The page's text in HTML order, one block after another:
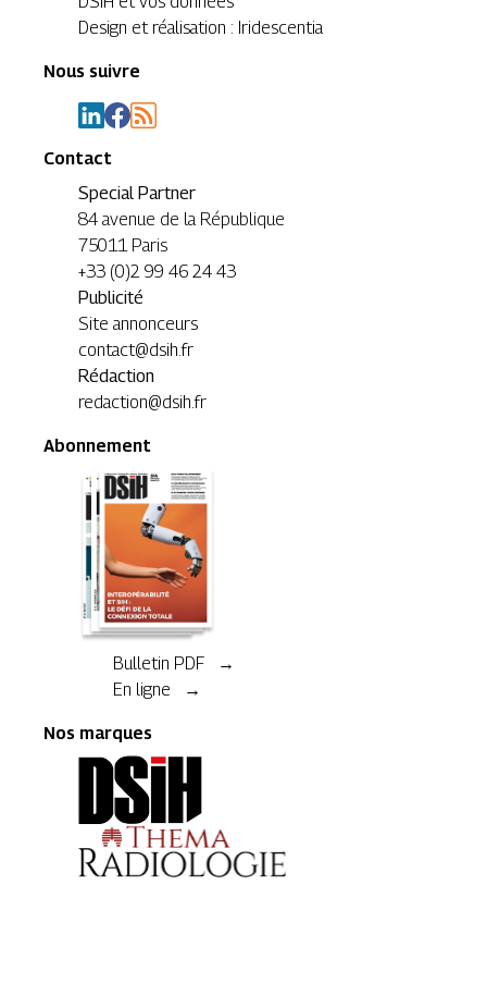
Design et réalisation : Iridescentia
Nous suivre
Contact
Special Partner
84 avenue de la République
75011 Paris
+33 (0)2 99 46 24 43
Publicité
Site annonceurs
contact@dsih.fr
Rédaction
redaction@dsih.fr
Abonnement
Bulletin PDF →
En ligne →
Nos marques